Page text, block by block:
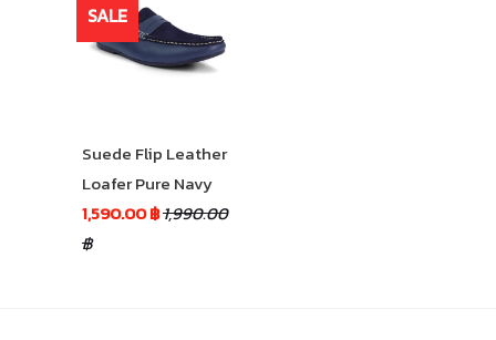
Suede Flip Leather
Loafer Pure Navy
1,590.00 ฿1,990.00
฿
SALE